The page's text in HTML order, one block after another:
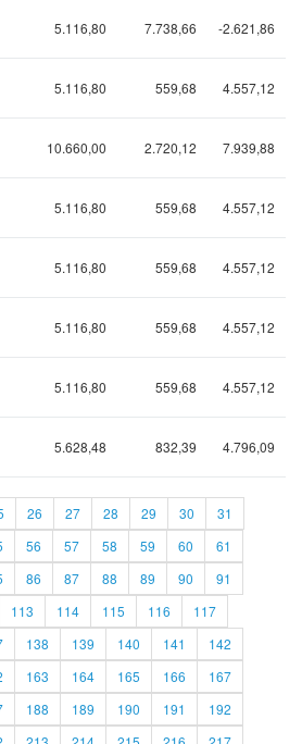
5.116,80 7.738,66 -2.621,86
5.116,80 559,68 4.557,12
10.660,00 2.720,12 7.939,88
5.116,80 559,68 4.557,12
5.116,80 559,68 4.557,12
5.116,80 559,68 4.557,12
5.116,80 559,68 4.557,12
5.628,48 832,39 4.796,09
26 27 28 29 30
31
56 57 58 59 60
61
86 87 88 89 90
91
113 114 115 116
117
138 139 140 141
142
163 164 165 166
167
188 189 190 191
192